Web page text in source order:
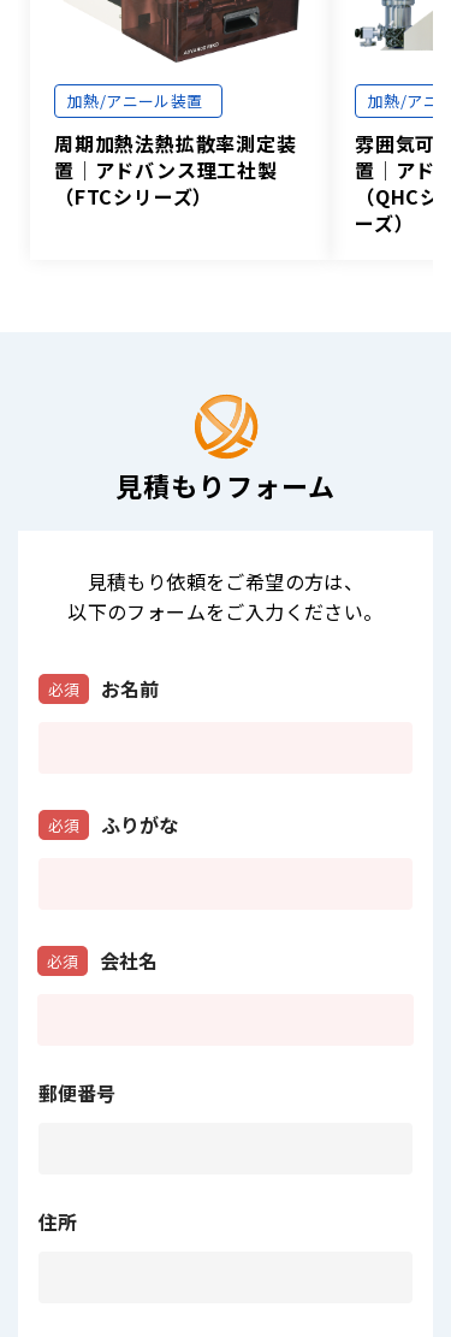
加熱/アニール装置
周期加熱法熱拡散率測定装
置│アドバンス理工社製
（FTCシリーズ）
加熱/アニ
雰囲気可
置│アド
（QHC
ーズ）
見積もりフォーム
見積もり依頼をご希望の方は、
以下のフォームをご入力ください。
お名前
必須
ふりがな
必須
会社名
必須
郵便番号
住所